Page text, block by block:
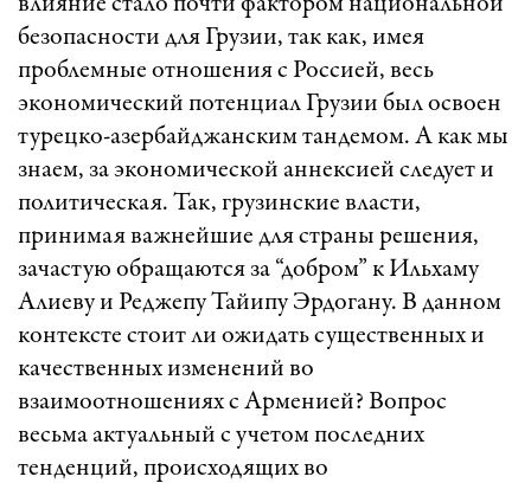
безопасности для Грузии, так как, имея
проблемные отношения с Россией, весь
экономический потенциал Грузии был освоен
турецко-азербайджанским тандемом. А как мы
знаем, за экономической аннексией следует и
политическая. Так, грузинские власти,
принимая важнейшие для страны решения,
зачастую обращаются за “добром” к Ильхаму
Алиеву и Реджепу Тайипу Эрдогану. В данном
контексте стоит ли ожидать существенных и
качественных изменений во
взаимоотношениях с Арменией? Вопрос
весьма актуальный с учетом последних
тенденций, происходящих во